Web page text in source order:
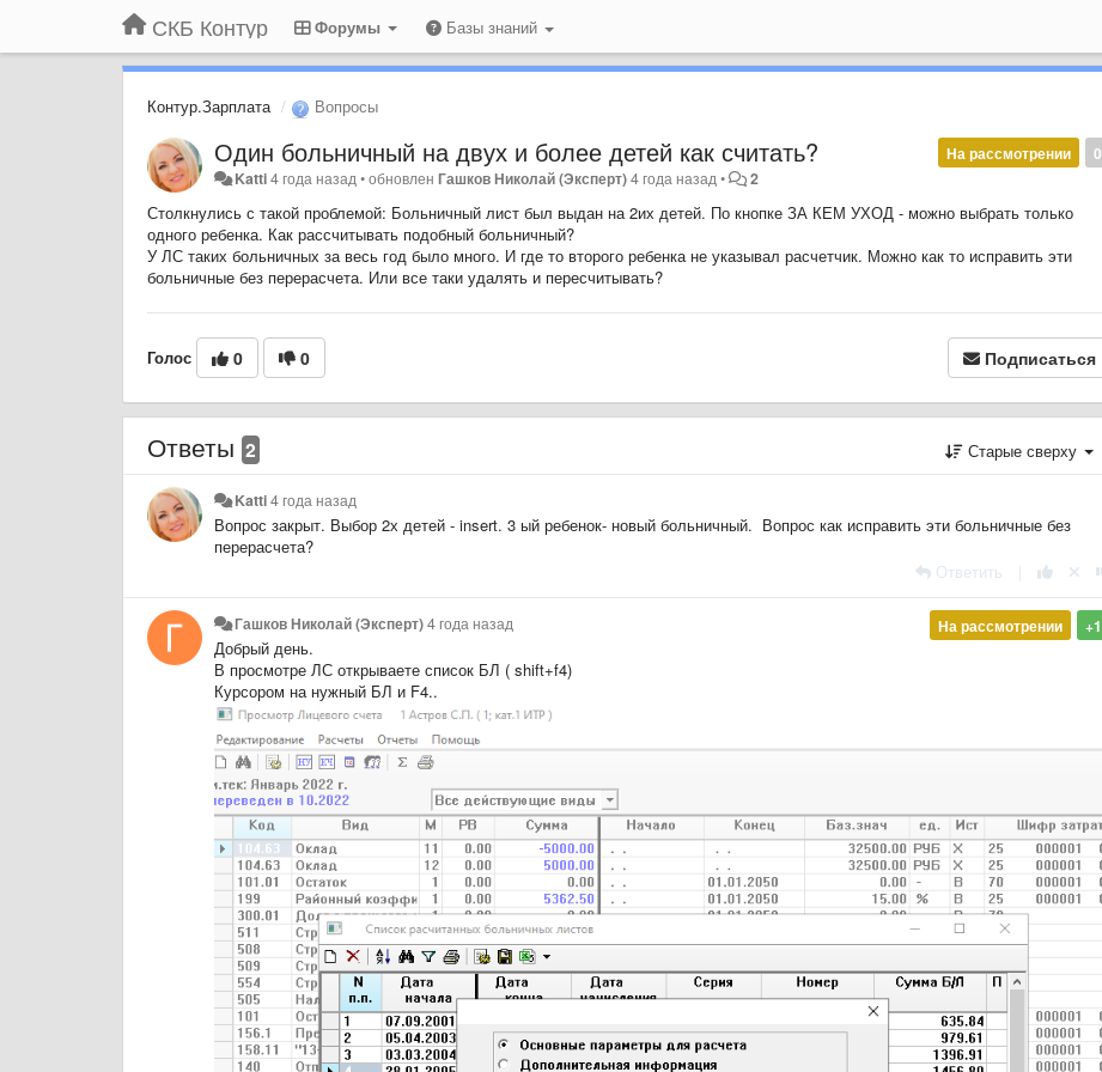
СКБ Контур Форумы Базы знаний
Контур.Зарплата Вопросы
0
На рассмотрении
Один больничный на двух и более детей как считать?
Katti4 года назад •обновленГашков Николай (Эксперт)4 года назад • 2
Столкнулись с такой проблемой: Больничный лист был выдан на 2их детей. По кнопке ЗА КЕМ УХОД - можно выбрать только
одного ребенка. Как рассчитывать подобный больничный?
У ЛС таких больничных за весь год было много. И где то второго ребенка не указывал расчетчик. Можно как то исправить эти
больничные без перерасчета. Или все таки удалять и пересчитывать?
Голос 0 0 Подписаться
Ответы 2 Старые сверху
Katti4 года назад
Вопрос закрыт. Выбор 2х детей - insert. 3 ый ребенок- новый больничный. Вопрос как исправить эти больничные без
перерасчета?
Ответить
+1
На рассмотрении
Гашков Николай (Эксперт)4 года назад
Добрый день.
В просмотре ЛС открываете список БЛ ( shift+f4)
Курсором на нужный БЛ и F4..